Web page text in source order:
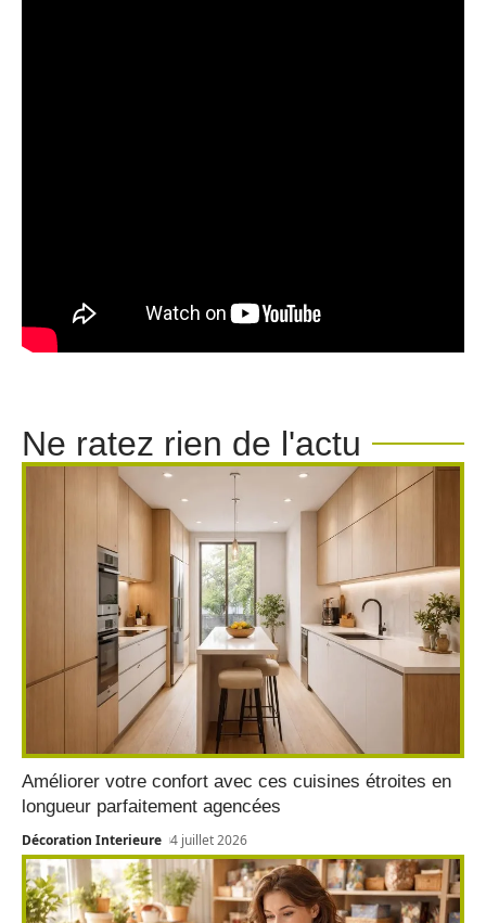
Ne ratez rien de l'actu
Améliorer votre confort avec ces cuisines étroites en
longueur parfaitement agencées
Décoration Interieure 4 juillet 2026